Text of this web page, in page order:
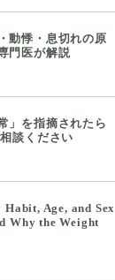
動悸・息切れの原
門医が解説
」を指摘されたら
談ください
Age, and Sex
Why the Weight